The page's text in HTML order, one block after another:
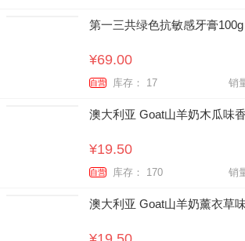
第一三共绿色抗敏感牙膏100g
¥69.00
自营 库存： 17 销
澳大利亚 Goat山羊奶木瓜味
¥19.50
自营 库存： 170 销
澳大利亚 Goat山羊奶薰衣草